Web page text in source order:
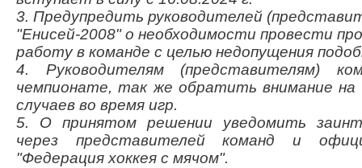
3. Предупредить руководителей
"Енисей-2008" о необходимости провести
работу в команде с целью недопущения
4. Руководителям (представителям)
чемпионате, так же обратить внимание на
случаев во время игр.
5. О принятом решении уведомить
через представителей команд и
"Федерация хоккея с мячом".